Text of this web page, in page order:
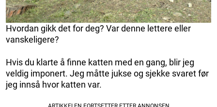
Hvordan gikk det for deg? Var denne lettere eller
vanskeligere?
Hvis du klarte å finne katten med en gang, blir jeg
veldig imponert. Jeg måtte jukse og sjekke svaret før
jeg innså hvor katten var.